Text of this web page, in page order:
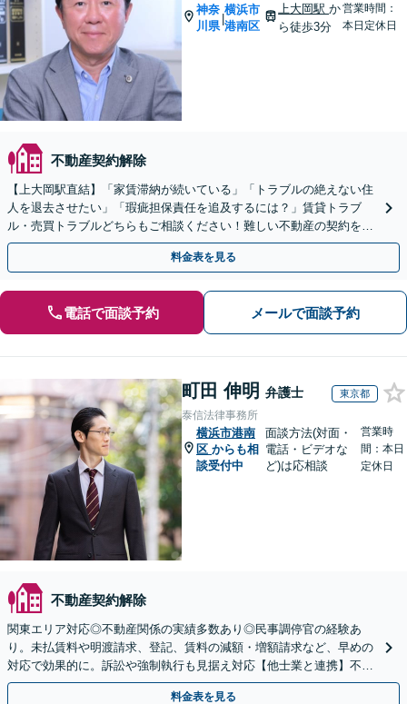
神奈
川県
|
横浜市
港南区
上大岡駅か
ら徒歩3分
営業時間：
本日定休日
不動産契約解除
【上大岡駅直結】「家賃滞納が続いている」「トラブルの絶えない住
人を退去させたい」「瑕疵担保責任を追及するには？」賃貸トラブ
ル・売買トラブルどちらもご相談ください！難しい不動産の契約をわ
かりやすく説明します【休日夜間相談可】【ビデオ面談対応】
料金表を見る
電話で面談予約 メールで面談予約
町田 伸明 弁護士 東京都
泰信法律事務所
横浜市港南
区 からも相
談受付中
面談方法(対面・
電話・ビデオな
ど)は応相談
営業時
間：本日
定休日
不動産契約解除
関東エリア対応◎不動産関係の実績多数あり◎民事調停官の経験あ
り。未払賃料や明渡請求、登記、賃料の減額・増額請求など、早めの
対応で効果的に。訴訟や強制執行も見据え対応【他士業と連携】不動
産登記・税関係も対応！十数年前の仮登記抹消請求の実績も◎
料金表を見る